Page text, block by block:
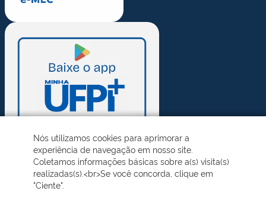
Nós utilizamos cookies para aprimorar a
experiência de navegação em nosso site.
Coletamos informações básicas sobre a(s) visita(s)
realizadas(s).<br>Se você concorda, clique em
"Ciente".